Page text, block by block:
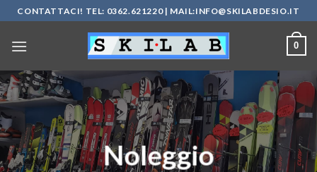
Salta
ai
contenuti
CONTATTACI! TEL: 0362.621220 | MAIL:INFO@SKILABDESIO.IT
0
Noleggio